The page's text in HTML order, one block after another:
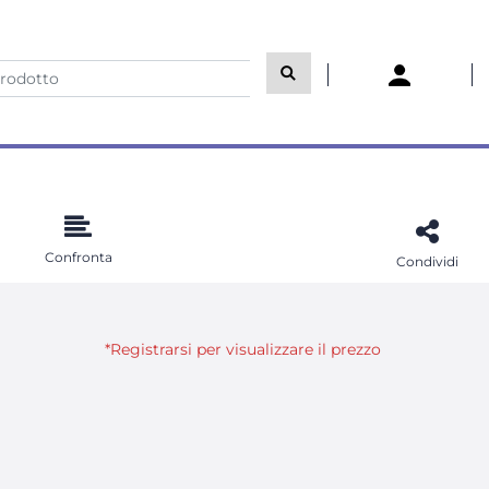
Confronta Condividi
*Registrarsi per visualizzare il prezzo